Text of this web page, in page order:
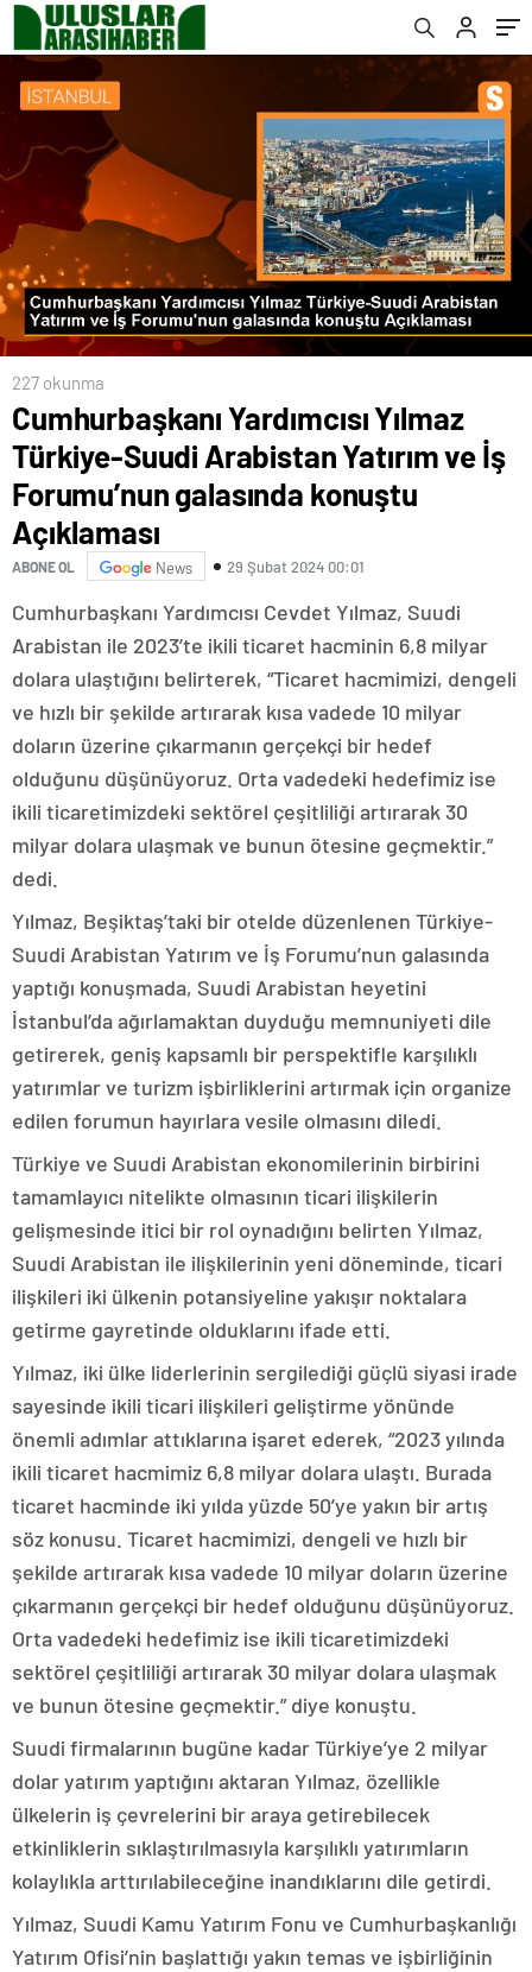
galasında konuştu Açıklaması
227 okunma
Cumhurbaşkanı Yardımcısı Yılmaz
Türkiye-Suudi Arabistan Yatırım ve İş
Forumu’nun galasında konuştu
Açıklaması
ABONE OL News 29 Şubat 2024 00:01
Cumhurbaşkanı Yardımcısı Cevdet Yılmaz, Suudi
Arabistan ile 2023’te ikili ticaret hacminin 6,8 milyar
dolara ulaştığını belirterek, “Ticaret hacmimizi, dengeli
ve hızlı bir şekilde artırarak kısa vadede 10 milyar
doların üzerine çıkarmanın gerçekçi bir hedef
olduğunu düşünüyoruz. Orta vadedeki hedefimiz ise
ikili ticaretimizdeki sektörel çeşitliliği artırarak 30
milyar dolara ulaşmak ve bunun ötesine geçmektir.”
dedi.
Yılmaz, Beşiktaş’taki bir otelde düzenlenen Türkiye-
Suudi Arabistan Yatırım ve İş Forumu’nun galasında
yaptığı konuşmada, Suudi Arabistan heyetini
İstanbul’da ağırlamaktan duyduğu memnuniyeti dile
getirerek, geniş kapsamlı bir perspektifle karşılıklı
yatırımlar ve turizm işbirliklerini artırmak için organize
edilen forumun hayırlara vesile olmasını diledi.
Türkiye ve Suudi Arabistan ekonomilerinin birbirini
tamamlayıcı nitelikte olmasının ticari ilişkilerin
gelişmesinde itici bir rol oynadığını belirten Yılmaz,
Suudi Arabistan ile ilişkilerinin yeni döneminde, ticari
ilişkileri iki ülkenin potansiyeline yakışır noktalara
getirme gayretinde olduklarını ifade etti.
Yılmaz, iki ülke liderlerinin sergilediği güçlü siyasi irade
sayesinde ikili ticari ilişkileri geliştirme yönünde
önemli adımlar attıklarına işaret ederek, “2023 yılında
ikili ticaret hacmimiz 6,8 milyar dolara ulaştı. Burada
ticaret hacminde iki yılda yüzde 50’ye yakın bir artış
söz konusu. Ticaret hacmimizi, dengeli ve hızlı bir
şekilde artırarak kısa vadede 10 milyar doların üzerine
çıkarmanın gerçekçi bir hedef olduğunu düşünüyoruz.
Orta vadedeki hedefimiz ise ikili ticaretimizdeki
sektörel çeşitliliği artırarak 30 milyar dolara ulaşmak
ve bunun ötesine geçmektir.” diye konuştu.
Suudi firmalarının bugüne kadar Türkiye’ye 2 milyar
dolar yatırım yaptığını aktaran Yılmaz, özellikle
ülkelerin iş çevrelerini bir araya getirebilecek
etkinliklerin sıklaştırılmasıyla karşılıklı yatırımların
kolaylıkla arttırılabileceğine inandıklarını dile getirdi.
Yılmaz, Suudi Kamu Yatırım Fonu ve Cumhurbaşkanlığı
Yatırım Ofisi’nin başlattığı yakın temas ve işbirliğinin